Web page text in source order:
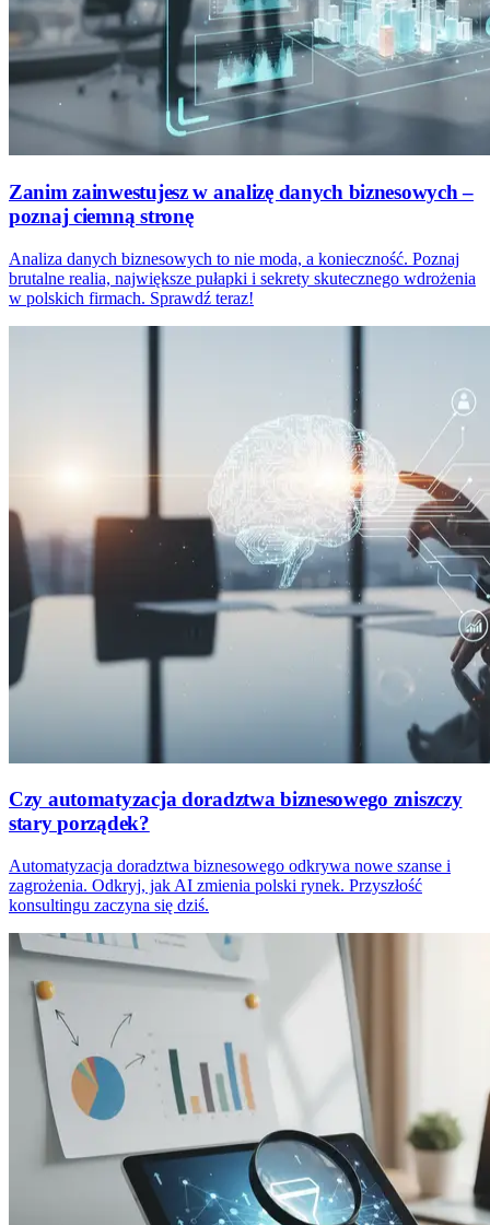
Zanim zainwestujesz w analizę danych biznesowych –
poznaj ciemną stronę
Analiza danych biznesowych to nie moda, a konieczność. Poznaj
brutalne realia, największe pułapki i sekrety skutecznego wdrożenia
w polskich firmach. Sprawdź teraz!
Czy automatyzacja doradztwa biznesowego zniszczy
stary porządek?
Automatyzacja doradztwa biznesowego odkrywa nowe szanse i
zagrożenia. Odkryj, jak AI zmienia polski rynek. Przyszłość
konsultingu zaczyna się dziś.